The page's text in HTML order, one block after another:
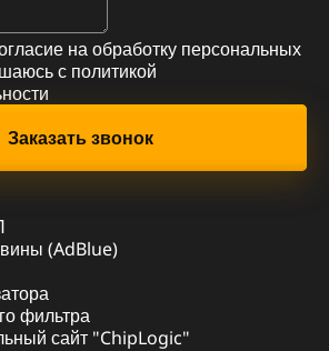
на обработку персональных
с политикой
(AdBlue)
фильтра
сайт "ChipLogic"